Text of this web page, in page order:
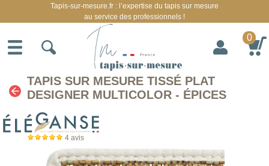
TAPIS SUR MESURE TISSÉ PLAT
DESIGNER MULTICOLOR - ÉPICES
4 avis
Tapis-sur-mesure.fr : l’expertise du tapis sur mesure
au service des professionnels !
0